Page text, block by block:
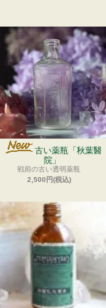
古い薬瓶「秋葉醫
院」
戦前の古い透明薬瓶
2,500円(税込)